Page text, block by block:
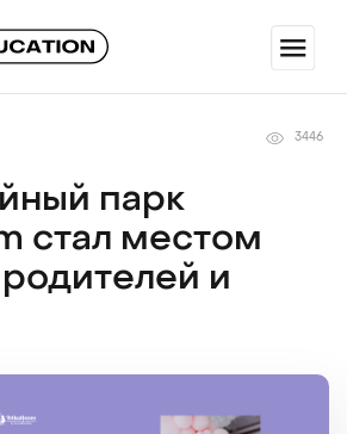
3446
парк
стал местом
и